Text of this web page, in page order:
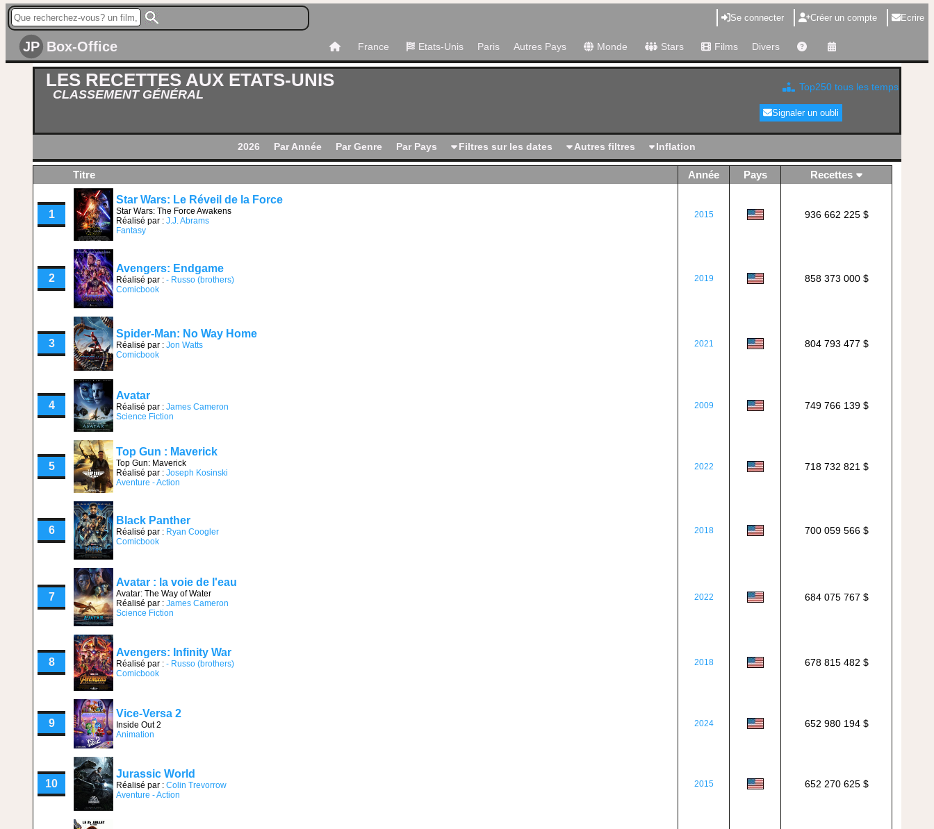
Se connecter Créer un compte Ecrire
JP Box-Office France Etats-Unis Paris Autres Pays Monde Stars Films Divers
LES RECETTES AUX ETATS-UNIS
CLASSEMENT GÉNÉRAL
Top250 tous les temps
Signaler un oubli
2026 Par Année Par Genre Par Pays Filtres sur les dates Autres filtres Inflation
Titre Année Pays Recettes
1
Star Wars: Le Réveil de la Force
Star Wars: The Force Awakens
Réalisé par : J.J. Abrams
Fantasy
2015 936 662 225 $
2
Avengers: Endgame
Réalisé par : - Russo (brothers)
Comicbook
2019 858 373 000 $
3
Spider-Man: No Way Home
Réalisé par : Jon Watts
Comicbook
2021 804 793 477 $
4
Avatar
Réalisé par : James Cameron
Science Fiction
2009 749 766 139 $
5
Top Gun : Maverick
Top Gun: Maverick
Réalisé par : Joseph Kosinski
Aventure - Action
2022 718 732 821 $
6
Black Panther
Réalisé par : Ryan Coogler
Comicbook
2018 700 059 566 $
7
Avatar : la voie de l'eau
Avatar: The Way of Water
Réalisé par : James Cameron
Science Fiction
2022 684 075 767 $
8
Avengers: Infinity War
Réalisé par : - Russo (brothers)
Comicbook
2018 678 815 482 $
9
Vice-Versa 2
Inside Out 2
Animation
2024 652 980 194 $
10
Jurassic World
Réalisé par : Colin Trevorrow
Aventure - Action
2015 652 270 625 $